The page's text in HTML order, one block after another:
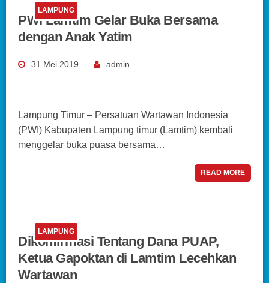
LAMPUNG
PWI Lamtim Gelar Buka Bersama
dengan Anak Yatim
31 Mei 2019 admin
Lampung Timur – Persatuan Wartawan Indonesia
(PWI) Kabupaten Lampung timur (Lamtim) kembali
menggelar buka puasa bersama…
READ MORE
LAMPUNG
Dikonfirmasi Tentang Dana PUAP,
Ketua Gapoktan di Lamtim Lecehkan
Wartawan